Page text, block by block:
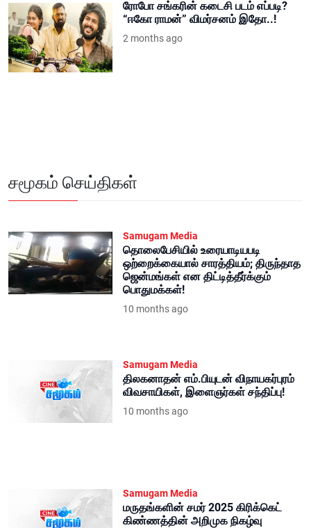
ரோபோ சங்கரின் கடைசி படம் எப்படி?
“ஈகோ ராமன்” விமர்சனம் இதோ..!
2 months ago
சமூகம் செய்திகள்
Samugam Media
தொலைபேசியில் உரையாடியபடி
ஒற்றைக்கையால் சாரத்தியம்; திருந்தாத
ஜென்மங்கள் என திட்டித்தீர்க்கும்
பொதுமக்கள்!
10 months ago
Samugam Media
திலகனாதன் எம்.பியுடன் விநாயகர்புரம்
விவசாயிகள், இளைஞர்கள் சந்திப்பு!
10 months ago
Samugam Media
மருதங்களின் சமர் 2025 கிரிக்கெட்
கிண்ணத்தின் அறிமுக நிகழ்வு